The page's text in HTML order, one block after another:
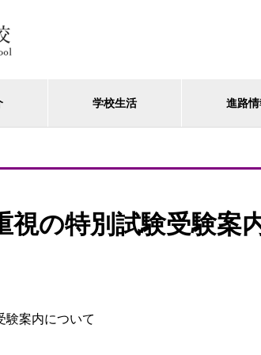
学校生活 進路情
視の特別試験受験案
験案内について